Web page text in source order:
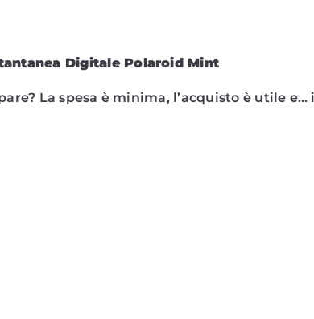
Digitale Polaroid Mint
La spesa è minima, l’acquisto è utile